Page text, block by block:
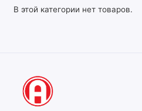
В этой категории нет товаров.